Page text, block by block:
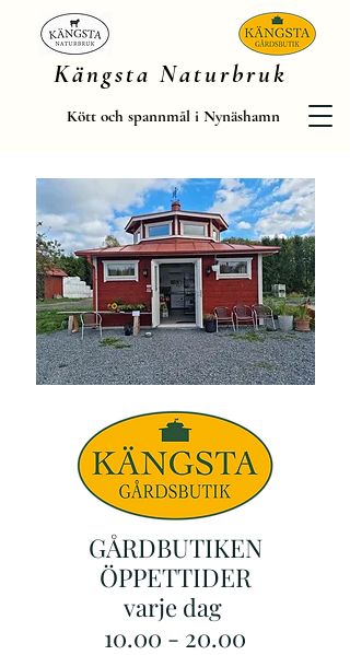
Kängsta Naturbruk
Kött och spannmål i Nynäshamn
GÅRDBUTIKEN
ÖPPETTIDER
varje dag
10.00 - 20.00